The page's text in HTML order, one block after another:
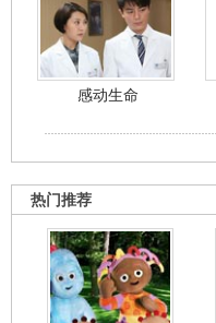
感动生命
热门推荐